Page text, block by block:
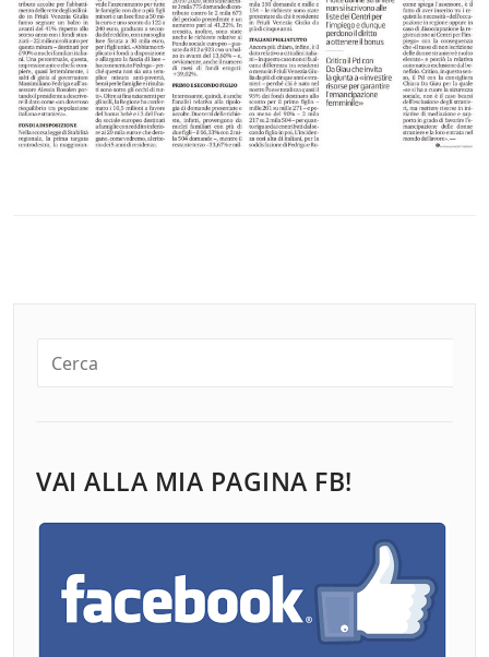
VAI ALLA MIA PAGINA FB!